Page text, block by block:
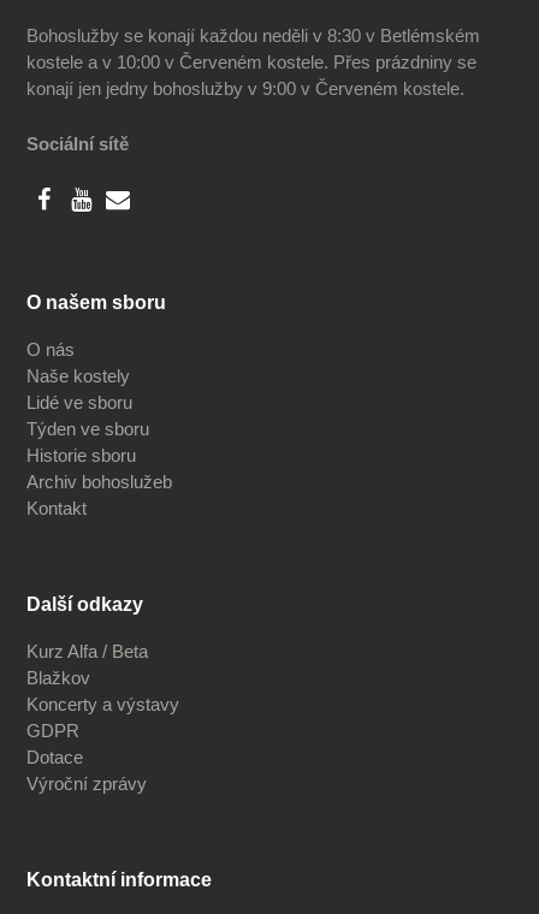
Bohoslužby se konají každou neděli v 8:30 v Betlémském
kostele a v 10:00 v Červeném kostele. Přes prázdniny se
konají jen jedny bohoslužby v 9:00 v Červeném kostele.
Sociální sítě
O našem sboru
O nás
Naše kostely
Lidé ve sboru
Týden ve sboru
Historie sboru
Archiv bohoslužeb
Kontakt
Další odkazy
Kurz Alfa / Beta
Blažkov
Koncerty a výstavy
GDPR
Dotace
Výroční zprávy
Kontaktní informace